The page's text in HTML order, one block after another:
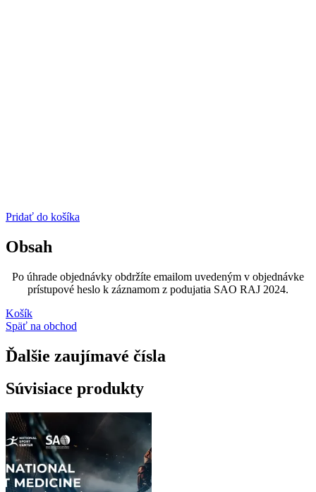
Pridať do košíka
Obsah
Po úhrade objednávky obdržíte emailom uvedeným v objednávke
prístupové heslo k záznamom z podujatia SAO RAJ 2024.
Košík
Späť na obchod
Ďalšie zaujímavé čísla
Súvisiace produkty